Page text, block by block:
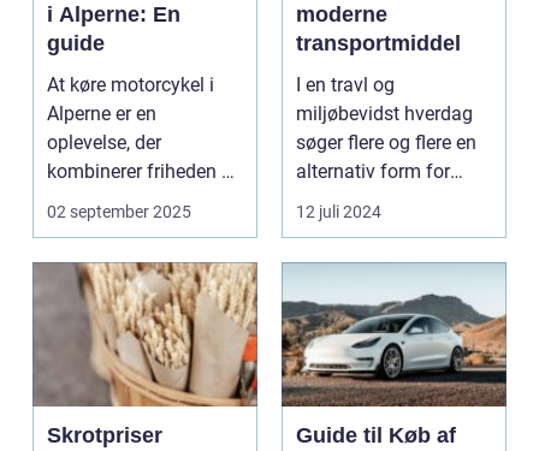
i Alperne: En
guide
At køre motorcykel i
Alperne er en
oplevelse, der
kombinerer friheden på
to hjul med no...
02 september 2025
moderne
transportmiddel
I en travl og
miljøbevidst hverdag
søger flere og flere en
alternativ form for
transport. El scooter...
12 juli 2024
Skrotpriser
Guide til Køb af